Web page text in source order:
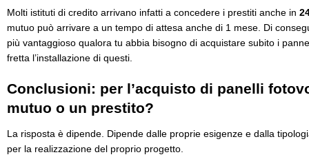
Molti istituti di credito arrivano infatti a concedere i prestiti anche in
mutuo può arrivare a un tempo di attesa anche di 1 mese. Di
più vantaggioso qualora tu abbia bisogno di acquistare subito i
fretta l’installazione di questi.
Conclusioni: per l’acquisto di panelli
mutuo o un prestito?
La risposta è dipende. Dipende dalle proprie esigenze e dalla
per la realizzazione del proprio progetto.